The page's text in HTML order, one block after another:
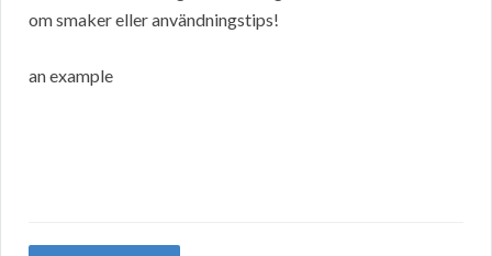
om smaker eller användningstips!
an example